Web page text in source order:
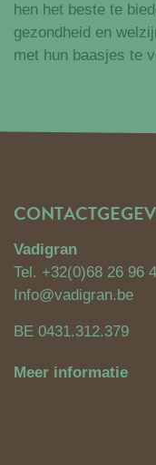
hen het beste te
gezondheid en
met hun baasjes te
Vadigran
Tel. +32(0)68 26 96
Info@vadigran.be
BE 0431.312.379
Meer informatie